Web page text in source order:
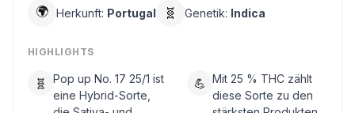
🌍 Herkunft: Portugal 🧬 Genetik: Indica
HIGHLIGHTS
🧬
Pop up No. 17 25/1 ist
eine Hybrid-Sorte,
💪 Mit 25 % THC zählt
diese Sorte zu den